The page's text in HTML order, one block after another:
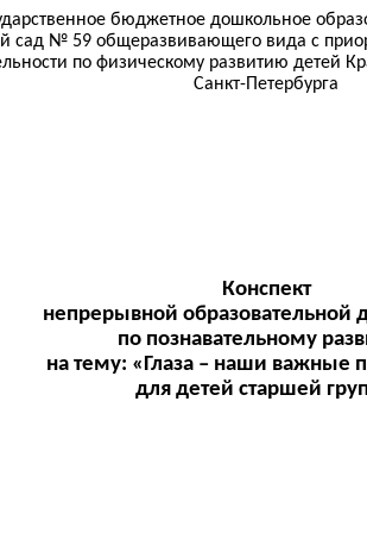
бюджетное дошкольное
сад № 59 общеразвивающего вида с
по физическому развитию детей
Санкт-Петербурга
Конспект
непрерывной образовательной
по познавательному
на тему: «Глаза – наши важные
для детей старшей